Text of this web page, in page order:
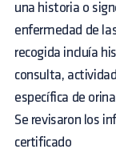
una historia o
enfermedad de
recogida incluía
consulta,
específica de
Se revisaron los
certificado